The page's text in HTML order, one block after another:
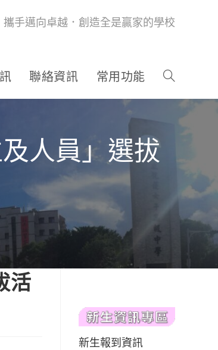
手邁向卓越．創造全是贏家的學校
聯絡資訊 常用功能
人員」選拔
活
新生報到資訊